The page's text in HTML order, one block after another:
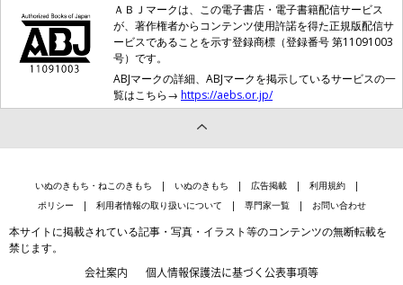
ＡＢＪマークは、この電子書店・電子書籍配信サービス
が、著作権者からコンテンツ使用許諾を得た正規版配信サ
ービスであることを示す登録商標（登録番号 第11091003
号）です。
ABJマークの詳細、ABJマークを掲示しているサービスの一
覧はこちら→ https://aebs.or.jp/
いぬのきもち・ねこのきもち いぬのきもち 広告掲載
利用規約
ポリシー
利用者情報の取り扱いについて 専門家一覧 お問い合わせ
本サイトに掲載されている記事・写真・イラスト等のコンテンツの無断転載を
禁じます。
会社案内 個人情報保護法に基づく公表事項等